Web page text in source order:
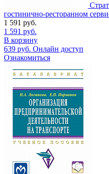
гостинично-ресторанном
1 591 руб.
1 591 руб.
В корзину
639 руб. Онлайн доступ
Ознакомиться